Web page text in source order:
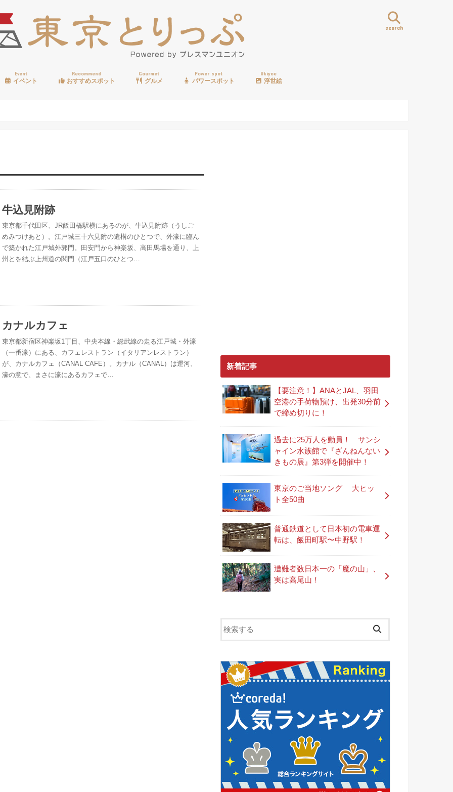
search
Event
イベント
Recommend
おすすめスポット
Gourmet
グルメ
Power spot
パワースポット
Ukiyoe
浮世絵
牛込見附跡
東京都千代田区、JR飯田橋駅横にあるのが、牛込見附跡（うしご
めみつけあと）。江戸城三十六見附の遺構のひとつで、外濠に臨ん
で築かれた江戸城外郭門。田安門から神楽坂、高田馬場を通り、上
州とを結ぶ上州道の関門（江戸五口のひとつ…
カナルカフェ
東京都新宿区神楽坂1丁目、中央本線・総武線の走る江戸城・外濠
（一番濠）にある、カフェレストラン（イタリアンレストラン）
が、カナルカフェ（CANAL CAFE）。カナル（CANAL）は運河、
濠の意で、まさに濠にあるカフェで…
新着記事
【要注意！】ANAとJAL、羽田
空港の手荷物預け、出発30分前
で締め切りに！
過去に25万人を動員！ サンシ
ャイン水族館で『ざんねんない
きもの展』第3弾を開催中！
東京のご当地ソング 大ヒッ
ト全50曲
普通鉄道として日本初の電車運
転は、飯田町駅〜中野駅！
遭難者数日本一の「魔の山」、
実は高尾山！